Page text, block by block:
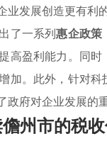
业发展创造更有利
了一系列惠企政策
高盈利能力。同
加。此外，针对
政府对企业发展
州市的税